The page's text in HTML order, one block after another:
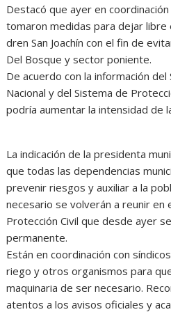
Destacó que ayer en
tomaron medidas para dejar libre
dren San Joachín con el fin de
Del Bosque y sector poniente.
De acuerdo con la información
Nacional y del Sistema de
podría aumentar la intensidad de
La indicación de la presidenta
que todas las dependencias
prevenir riesgos y auxiliar a la
necesario se volverán a reunir en
Protección Civil que desde ayer
permanente.
Están en coordinación con
riego y otros organismos para
maquinaria de ser necesario.
atentos a los avisos oficiales y